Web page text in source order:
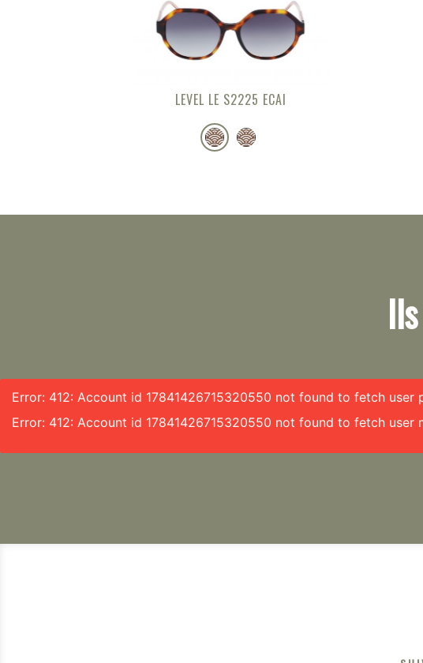
LEVEL LE S2225 ECAI
Error: 412: Account id 17841426715320550 not found to fetch user
Error: 412: Account id 17841426715320550 not found to fetch user